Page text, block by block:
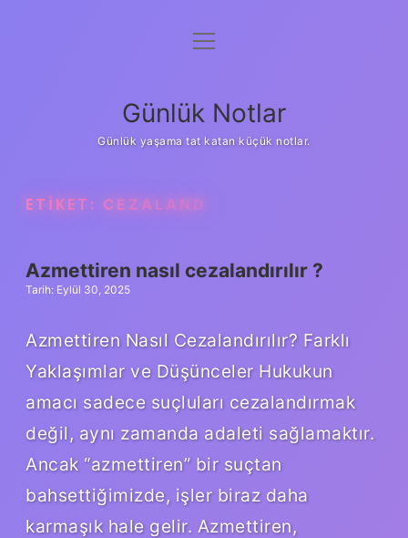
Anasayfa
Yasal Uyarı
menüyü
Günlük Notlar
Günlük yaşama tat katan küçük notlar.
ETIKET: CEZALAND
Azmettiren nasıl cezalandırılır ?
Tarih: Eylül 30, 2025
Azmettiren Nasıl Cezalandırılır? Farklı
Yaklaşımlar ve Düşünceler Hukukun
amacı sadece suçluları cezalandırmak
değil, aynı zamanda adaleti sağlamaktır.
Ancak “azmettiren” bir suçtan
bahsettiğimizde, işler biraz daha
karmaşık hale gelir. Azmettiren,